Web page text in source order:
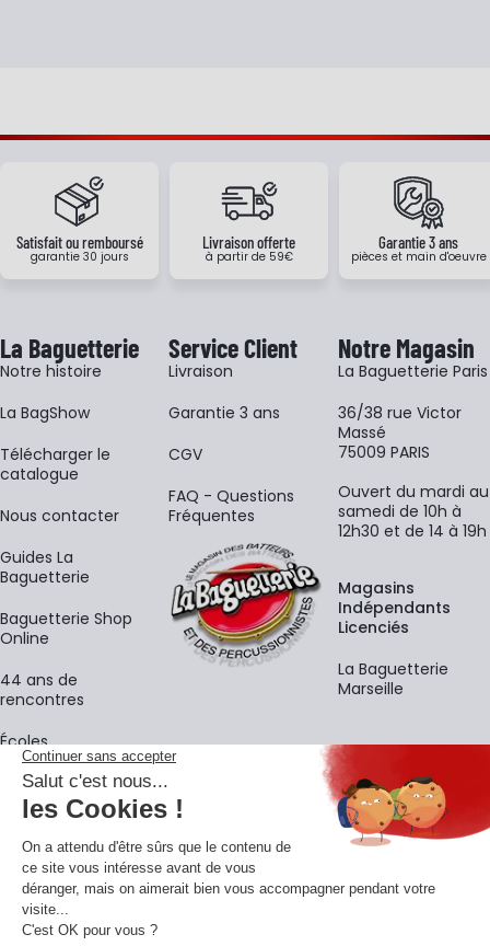
Satisfait ou remboursé
garantie 30 jours
Livraison offerte
à partir de 59€
Garantie 3 ans
pièces et main d'oeuvre
La Baguetterie
Notre histoire
La BagShow
​Télécharger le
catalogue
Nous contacter
Guides La
Baguetterie
Baguetterie Shop
Online
44 ans de
rencontres
Écoles
Service Client
Livraison
Garantie 3 ans
CGV
FAQ - Questions
Fréquentes
Notre Magasin
La Baguetterie Paris
36/38 rue Victor
Massé
75009 PARIS
Ouvert du mardi au
samedi de 10h à
12h30 et de 14 à 19h
Magasins
Indépendants
Licenciés
La Baguetterie
Marseille
La newsletter
Adresse e-mail
En vous inscrivant à notre newsletter, vous acceptez notre
confidentialité.
Retrouvons-nous sur